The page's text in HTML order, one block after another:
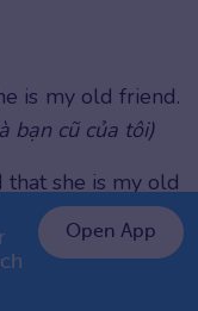
is my old friend.
bạn cũ của tôi)
that she is my old
999K
Open App